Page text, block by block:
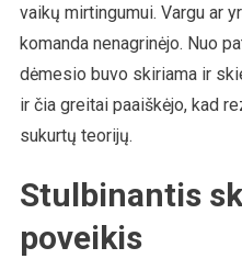
vaikų mirtingumui. Vargu ar
komanda nenagrinėjo. Nuo
dėmesio buvo skiriama ir
ir čia greitai paaiškėjo, kad
sukurtų teorijų.
Stulbinantis
poveikis